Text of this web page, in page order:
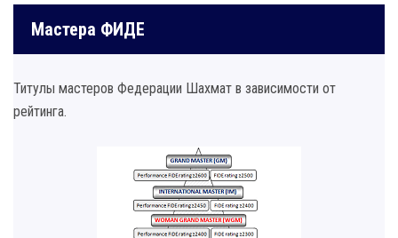
Мастера ФИДЕ
Титулы мастеров Федерации Шахмат в зависимости от
рейтинга.